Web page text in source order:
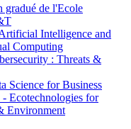
gradué de l'Ecole
Intelligence and
Computing
: Threats &
Science for Business
Ecotechnologies for
Environment